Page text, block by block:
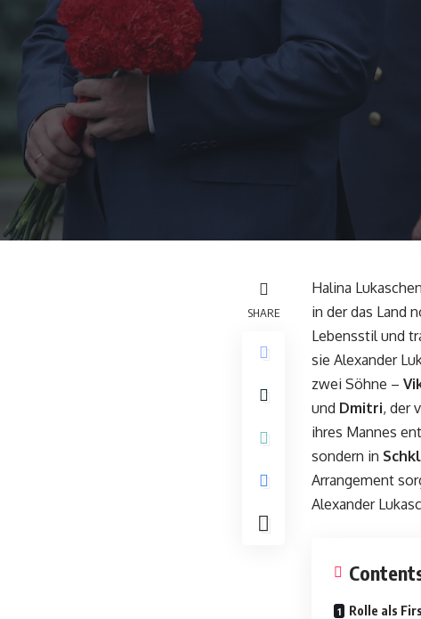
SHARE
Halina
in der das Land
Lebensstil und
sie Alexander
zwei Söhne –
und Dmitri, der
ihres Mannes
sondern in
Arrangement
Alexander
Rolle als